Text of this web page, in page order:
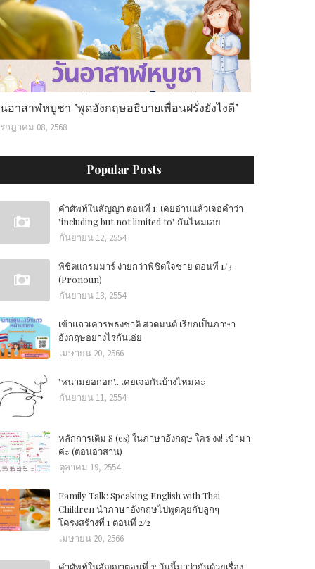
อาสาฬหบูชา "พูดอังกฤษอธิบายเพื่อนฝรั่งยังไงดี"
กฎาคม 08, 2568
Popular Posts
คำศัพท์ในสัญญา ตอนที่ 1: เคยอ่านแล้วเจอคำว่า
"including but not limited to" กันไหมเอ่ย
กันยายน 12, 2554
พิชิตแกรมมาร์ ง่ายกว่าพิชิตใจชาย ตอนที่ 1/3
(Pronoun)
กันยายน 13, 2554
เข้าแถวเคารพธงชาติ สวดมนต์ เรียกเป็นภาษา
อังกฤษอย่างไรกันเอ่ย
เมษายน 20, 2566
"หนามยอกอก"...เคยเจอกันบ้างไหมคะ
กันยายน 11, 2554
หลักการเติม S (es) ในภาษาอังกฤษ ใคร งง! เข้ามา
ค่ะ (ตอนอวสาน)
ตุลาคม 19, 2554
Family Talk: Speaking English with Thai
Children นำภาษาอังกฤษไปพูดคุยกับลูกๆ
โครงสร้างที่ 1 ตอนที่ 2/2
เมษายน 20, 2566
คำศัพท์ในสัญญาตอนที่ 3: วันนี้มาว่ากันด้วยเรื่อง